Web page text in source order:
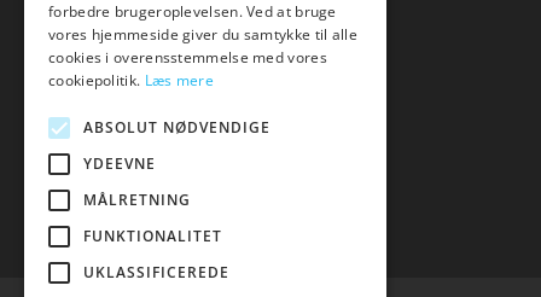
hvidevaremagasinet
Tlf: 7876 8672
Mail:
forbedre brugeroplevelsen. Ved at bruge
vores hjemmeside giver du samtykke til alle
cookies i overensstemmelse med vores
cookiepolitik. Læs mere
ABSOLUT NØDVENDIGE
YDEEVNE
MÅLRETNING
FUNKTIONALITET
UKLASSIFICEREDE